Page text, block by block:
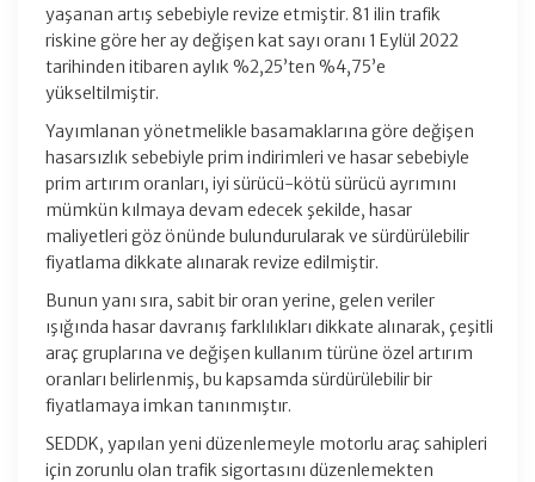
yaşanan artış sebebiyle revize etmiştir. 81 ilin trafik
riskine göre her ay değişen kat sayı oranı 1 Eylül 2022
tarihinden itibaren aylık %2,25’ten %4,75’e
yükseltilmiştir.
Yayımlanan yönetmelikle basamaklarına göre değişen
hasarsızlık sebebiyle prim indirimleri ve hasar sebebiyle
prim artırım oranları, iyi sürücü-kötü sürücü ayrımını
mümkün kılmaya devam edecek şekilde, hasar
maliyetleri göz önünde bulundurularak ve sürdürülebilir
fiyatlama dikkate alınarak revize edilmiştir.
Bunun yanı sıra, sabit bir oran yerine, gelen veriler
ışığında hasar davranış farklılıkları dikkate alınarak, çeşitli
araç gruplarına ve değişen kullanım türüne özel artırım
oranları belirlenmiş, bu kapsamda sürdürülebilir bir
fiyatlamaya imkan tanınmıştır.
SEDDK, yapılan yeni düzenlemeyle motorlu araç sahipleri
için zorunlu olan trafik sigortasını düzenlemekten